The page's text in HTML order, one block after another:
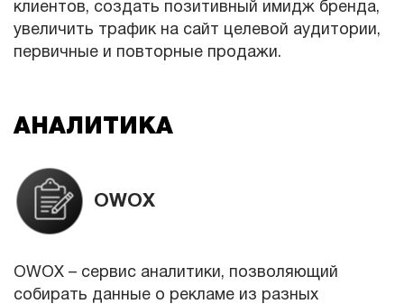
клиентов, создать позитивный имидж бренда,
увеличить трафик на сайт целевой аудитории,
первичные и повторные продажи.
АНАЛИТИКА
OWOX
OWOX – сервис аналитики, позволяющий
собирать данные о рекламе из разных